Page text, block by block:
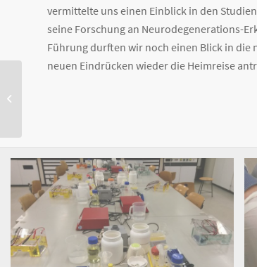
vermittelte uns einen Einblick in den
seine Forschung an Neurodegenerations-
Führung durften wir noch einen Blick in
neuen Eindrücken wieder die Heimreise